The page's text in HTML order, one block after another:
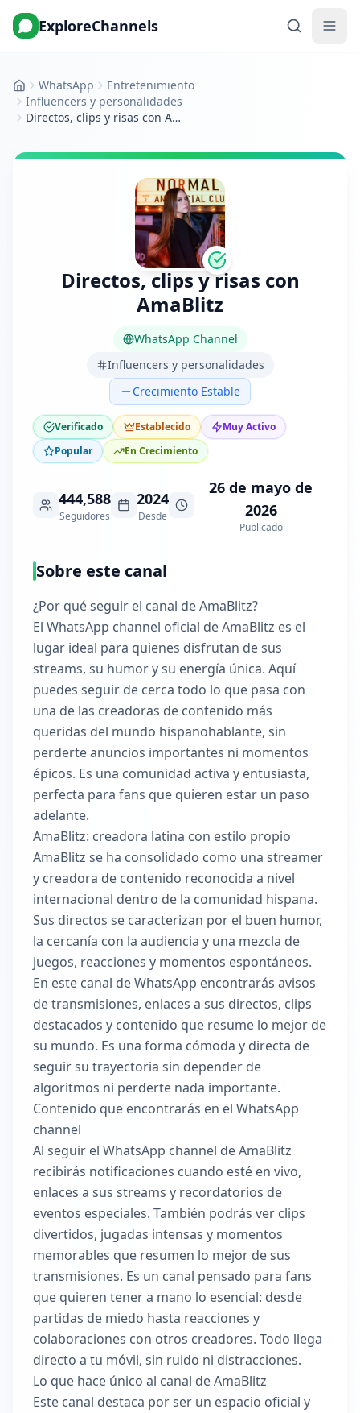
ExploreChannels
InicioWhatsApp
Entretenimiento
Influencers y personalidades
Directos, clips y risas con AmaBlitz
Directos, clips y risas con
AmaBlitz
WhatsApp Channel
Influencers y personalidades
Crecimiento Estable
Verificado Establecido
Muy Activo
Popular
En Crecimiento
444,588
Seguidores
2024
Desde
26 de mayo de
2026
Publicado
Sobre este canal
¿Por qué seguir el canal de AmaBlitz?
El WhatsApp channel oficial de AmaBlitz es el
lugar ideal para quienes disfrutan de sus
streams, su humor y su energía única. Aquí
puedes seguir de cerca todo lo que pasa con
una de las creadoras de contenido más
queridas del mundo hispanohablante, sin
perderte anuncios importantes ni momentos
épicos. Es una comunidad activa y entusiasta,
perfecta para fans que quieren estar un paso
adelante.
AmaBlitz: creadora latina con estilo propio
AmaBlitz se ha consolidado como una streamer
y creadora de contenido reconocida a nivel
internacional dentro de la comunidad hispana.
Sus directos se caracterizan por el buen humor,
la cercanía con la audiencia y una mezcla de
juegos, reacciones y momentos espontáneos.
En este canal de WhatsApp encontrarás avisos
de transmisiones, enlaces a sus directos, clips
destacados y contenido que resume lo mejor de
su mundo. Es una forma cómoda y directa de
seguir su trayectoria sin depender de
algoritmos ni perderte nada importante.
Contenido que encontrarás en el WhatsApp
channel
Al seguir el WhatsApp channel de AmaBlitz
recibirás notificaciones cuando esté en vivo,
enlaces a sus streams y recordatorios de
eventos especiales. También podrás ver clips
divertidos, jugadas intensas y momentos
memorables que resumen lo mejor de sus
transmisiones. Es un canal pensado para fans
que quieren tener a mano lo esencial: desde
partidas de miedo hasta reacciones y
colaboraciones con otros creadores. Todo llega
directo a tu móvil, sin ruido ni distracciones.
Lo que hace único al canal de AmaBlitz
Este canal destaca por ser un espacio oficial y